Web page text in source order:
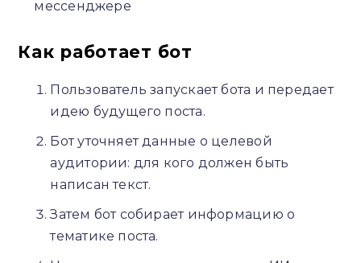
мессенджере
Как работает бот
Пользователь запускает бота и передает
идею будущего поста.
Бот уточняет данные о целевой
аудитории: для кого должен быть
написан текст.
Затем бот собирает информацию о
тематике поста.